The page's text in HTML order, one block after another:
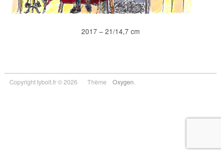
2017 – 21/14,7 cm
Copyright tybolt.fr © 2026 Thème Oxygen.